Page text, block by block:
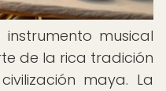
musical
de la rica tradición
maya. La